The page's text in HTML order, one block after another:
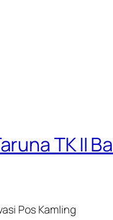
TK II
Pos Kamling